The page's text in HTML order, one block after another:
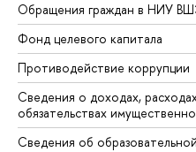
Обращения граждан в НИУ
Фонд целевого капитала
Противодействие коррупции
Сведения о доходах,
обязательствах
Сведения об